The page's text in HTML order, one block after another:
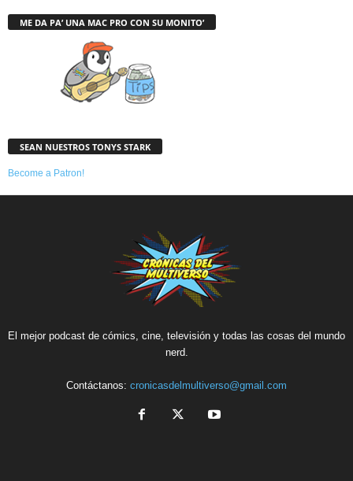
ME DA PA’ UNA MAC PRO CON SU MONITO’
SEAN NUESTROS TONYS STARK
Become a Patron!
El mejor podcast de cómics, cine, televisión y todas las cosas del mundo
nerd.
Contáctanos: cronicasdelmultiverso@gmail.com